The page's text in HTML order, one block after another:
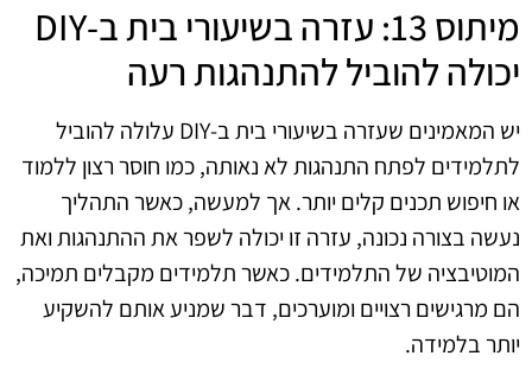
מיתוס 13: עזרה בשיעורי בית ב-DIY
יכולה להוביל להתנהגות רעה
יש המאמינים שעזרה בשיעורי בית ב-DIY עלולה להוביל
לתלמידים לפתח התנהגות לא נאותה, כמו חוסר רצון ללמוד
או חיפוש תכנים קלים יותר. אך למעשה, כאשר התהליך
נעשה בצורה נכונה, עזרה זו יכולה לשפר את ההתנהגות ואת
המוטיבציה של התלמידים. כאשר תלמידים מקבלים תמיכה,
הם מרגישים רצויים ומוערכים, דבר שמניע אותם להשקיע
יותר בלמידה.